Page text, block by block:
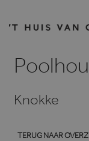
Knokke
TERUG NAAR